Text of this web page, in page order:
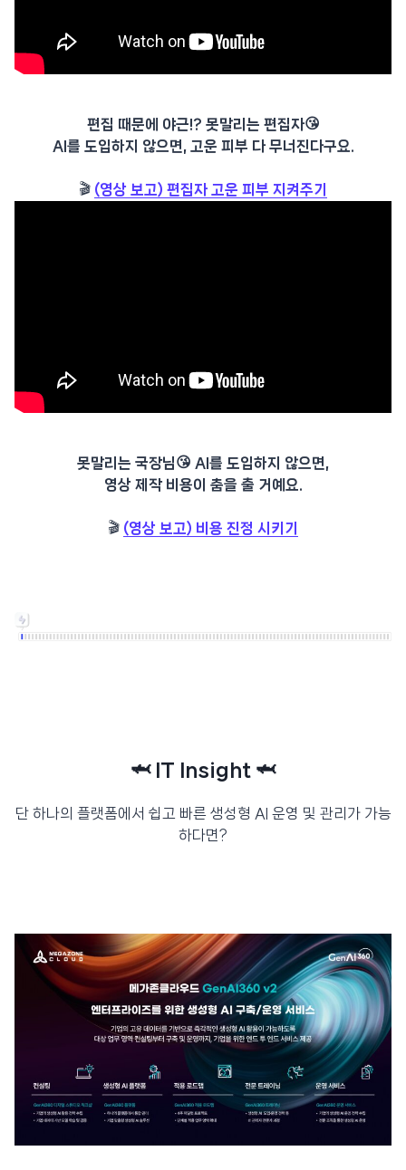
편집 때문에 야근!? 못말리는 편집자😘
AI를 도입하지 않으면, 고운 피부 다 무너진다구요.
🎬 (영상 보고) 편집자 고운 피부 지켜주기
못말리는 국장님😘 AI를 도입하지 않으면,
영상 제작 비용이 춤을 출 거예요.
🎬 (영상 보고) 비용 진정 시키기
🦈 IT Insight 🦈
단 하나의 플랫폼에서 쉽고 빠른 생성형 AI 운영 및 관리가 가능
하다면?